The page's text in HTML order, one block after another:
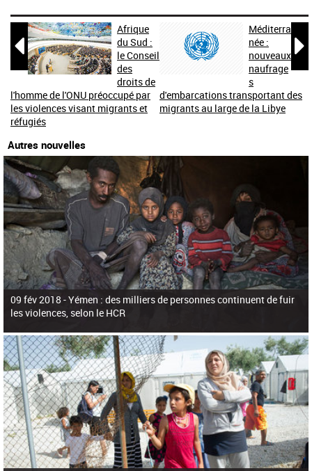

Afrique
du Sud :
le Conseil
des
droits de
l'homme de l'ONU préoccupé par
les violences visant migrants et
réfugiés

Méditerra
née :
nouveaux
naufrage
s
d'embarcations transportant des
migrants au large de la Libye
Autres nouvelles
09 fév 2018 -Yémen : des milliers de personnes continuent de fuir
les violences, selon le HCR